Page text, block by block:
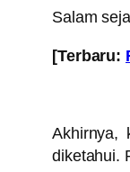
Salam
[Terbaru:
Akhirnya,
diketahui.